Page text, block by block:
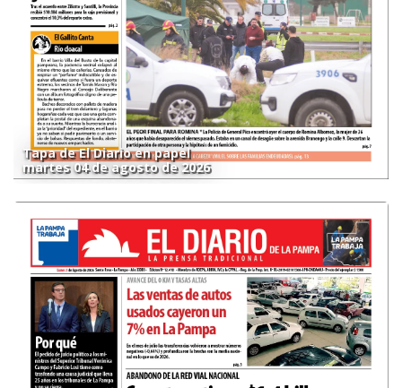
Tapa de El Diario en papel
martes 04 de agosto de 2026